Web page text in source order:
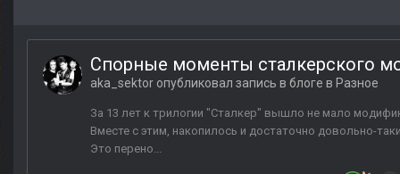
Спорные моменты сталкерского
aka_sektor опубликовал запись в блоге в Разное
За 13 лет к трилогии "Сталкер" вышло не мало
Вместе с этим, накопилось и достаточно довольно-
Это перено...